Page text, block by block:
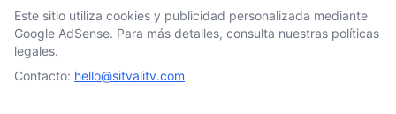
Este sitio utiliza cookies y publicidad personalizada mediante
Google AdSense. Para más detalles, consulta nuestras políticas
legales.
Contacto: hello@sitvalitv.com